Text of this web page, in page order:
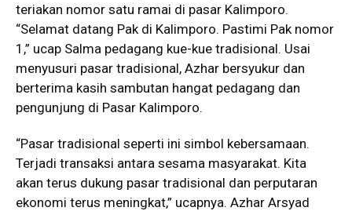
teriakan nomor satu ramai di pasar Kalimporo.
“Selamat datang Pak di Kalimporo. Pastimi Pak nomor
1,” ucap Salma pedagang kue-kue tradisional. Usai
menyusuri pasar tradisional, Azhar bersyukur dan
berterima kasih sambutan hangat pedagang dan
pengunjung di Pasar Kalimporo.
“Pasar tradisional seperti ini simbol kebersamaan.
Terjadi transaksi antara sesama masyarakat. Kita
akan terus dukung pasar tradisional dan perputaran
ekonomi terus meningkat,” ucapnya. Azhar Arsyad